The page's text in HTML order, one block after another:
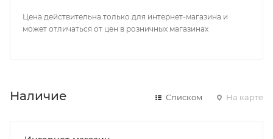
Цена действительна только для интернет-магазина и
может отличаться от цен в розничных магазинах
Наличие Списком На карте